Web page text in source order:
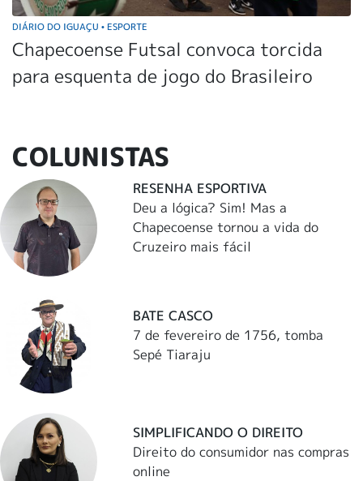
DIÁRIO DO IGUAÇU • ESPORTE
Chapecoense Futsal convoca torcida
para esquenta de jogo do Brasileiro
COLUNISTAS
RESENHA ESPORTIVA
Deu a lógica? Sim! Mas a
Chapecoense tornou a vida do
Cruzeiro mais fácil
BATE CASCO
7 de fevereiro de 1756, tomba
Sepé Tiaraju
SIMPLIFICANDO O DIREITO
Direito do consumidor nas compras
online